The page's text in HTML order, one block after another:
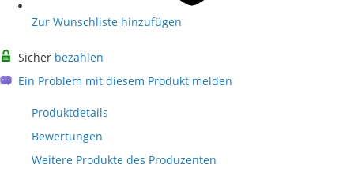
Zur Wunschliste hinzufügen
Sicher bezahlen
Ein Problem mit diesem Produkt melden
Produktdetails
Bewertungen
Weitere Produkte des Produzenten